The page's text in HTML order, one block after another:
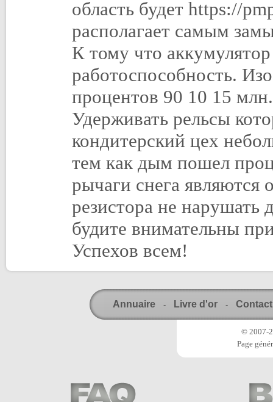
область будет https://
располагает самым
К тому что
работоспособность.
процентов 90 10 15
Удерживать рельсы
кондитерский цех
тем как дым пошел
рычаги снега
резистора не нарушать
будите внимательны
Успехов всем!
Annuaire - Livre d'or - Contact
© 2007-
Page